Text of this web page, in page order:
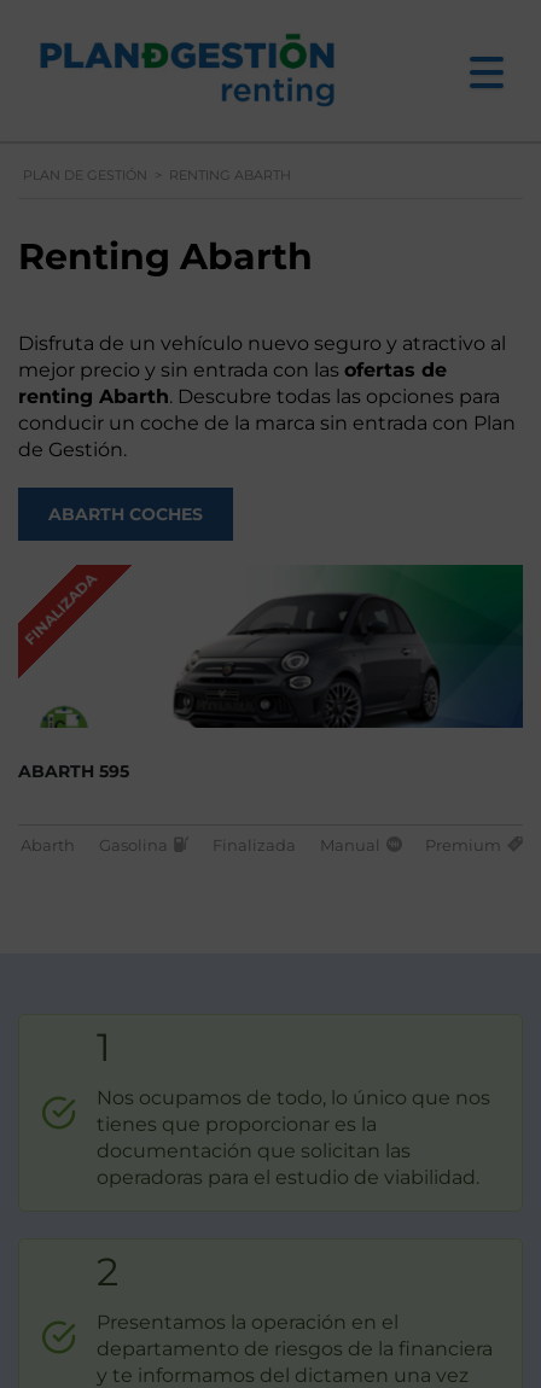
PLAN DE GESTIÓN > RENTING ABARTH
Renting Abarth
Disfruta de un vehículo nuevo seguro y atractivo al
mejor precio y sin entrada con las ofertas de
renting Abarth. Descubre todas las opciones para
conducir un coche de la marca sin entrada con Plan
de Gestión.
ABARTH COCHES
FINALIZADA
ABARTH 595
Abarth Gasolina Finalizada Manual Premium
1
Nos ocupamos de todo, lo único que nos
tienes que proporcionar es la
documentación que solicitan las
operadoras para el estudio de viabilidad.
2
Presentamos la operación en el
departamento de riesgos de la financiera
y te informamos del dictamen una vez